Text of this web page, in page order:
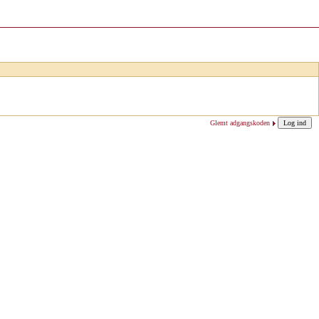
Glemt adgangskoden